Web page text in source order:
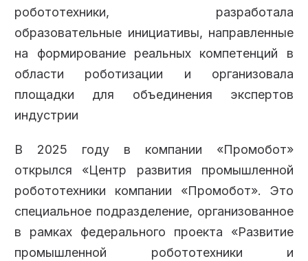
робототехники, разработала
образовательные инициативы, направленные
на формирование реальных компетенций в
области роботизации и организовала
площадки для объединения экспертов
индустрии
В 2025 году в компании «Промобот»
открылся «Центр развития промышленной
робототехники компании «Промобот». Это
специальное подразделение, организованное
в рамках федерального проекта «Развитие
промышленной робототехники и